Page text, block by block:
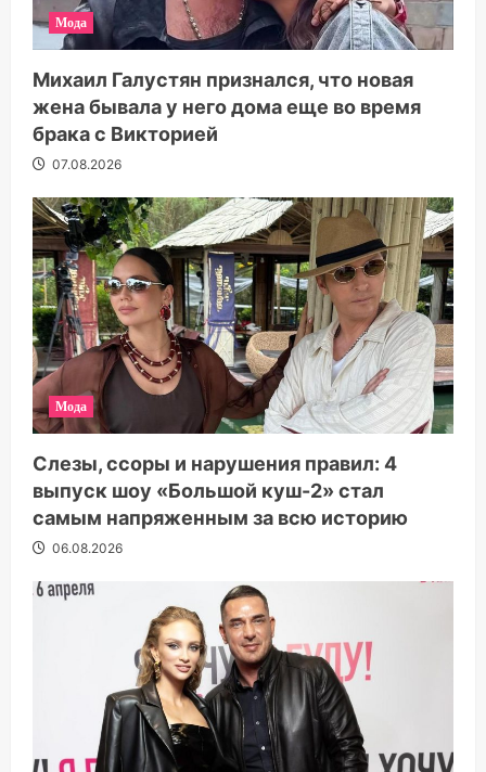
Мода
Михаил Галустян признался, что новая
жена бывала у него дома еще во время
брака с Викторией
07.08.2026
Мода
Слезы, ссоры и нарушения правил: 4
выпуск шоу «Большой куш-2» стал
самым напряженным за всю историю
06.08.2026